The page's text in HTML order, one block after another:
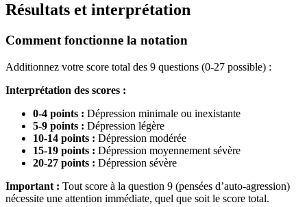
Résultats et interprétation
Comment fonctionne la notation
Additionnez votre score total des 9 questions (0-27 possible) :
Interprétation des scores :
0-4 points : Dépression minimale ou inexistante
5-9 points : Dépression légère
10-14 points : Dépression modérée
15-19 points : Dépression moyennement sévère
20-27 points : Dépression sévère
Important : Tout score à la question 9 (pensées d’auto-agression)
nécessite une attention immédiate, quel que soit le score total.